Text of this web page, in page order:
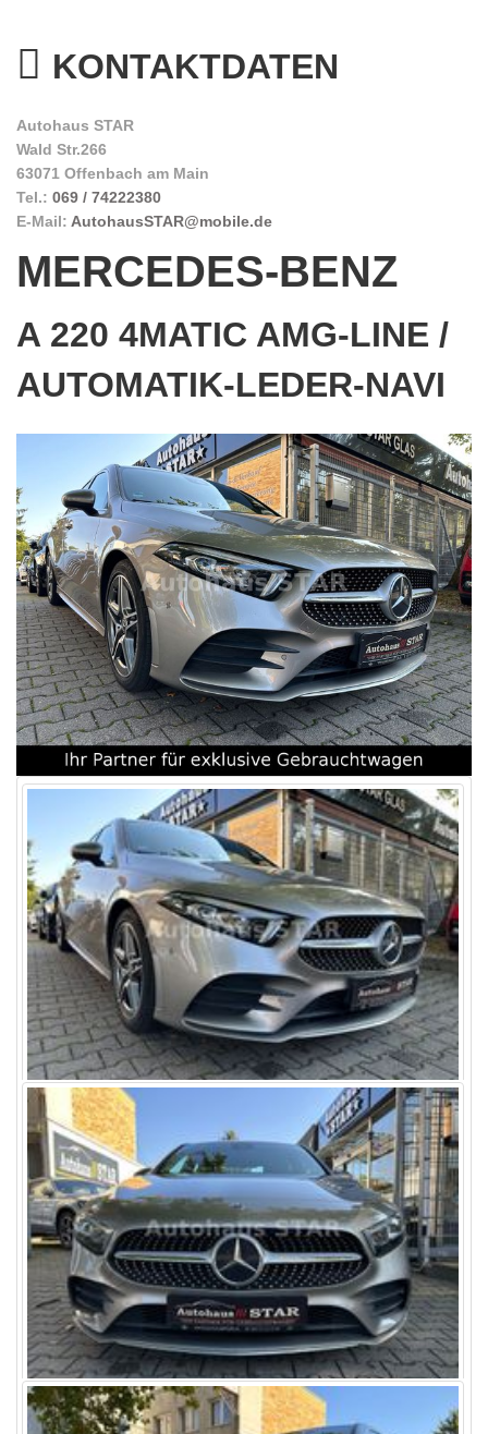
KONTAKTDATEN
Autohaus STAR
Wald Str.266
63071 Offenbach am Main
Tel.: 069 / 74222380
E-Mail: AutohausSTAR@mobile.de
MERCEDES-BENZ
A 220 4MATIC AMG-LINE /
AUTOMATIK-LEDER-NAVI